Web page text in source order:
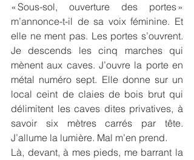
« Sous-sol, ouverture des portes »
m’annonce-t-il de sa voix féminine. Et
elle ne ment pas. Les portes s’ouvrent.
Je descends les cinq marches qui
mènent aux caves. J’ouvre la porte en
métal numéro sept. Elle donne sur un
local ceint de claies de bois brut qui
délimitent les caves dites privatives, à
savoir six mètres carrés par tête.
J’allume la lumière. Mal m’en prend.
Là, devant, à mes pieds, me barrant la